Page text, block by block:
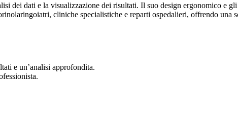
dei dati e la visualizzazione dei risultati. Il suo design ergonomico e
cliniche specialistiche e reparti ospedalieri, offrendo una
e un’analisi approfondita.